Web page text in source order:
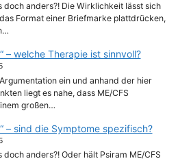
doch anders?! Die Wirklichkeit lässt sich
Format einer Briefmarke plattdrücken,
– welche Therapie ist sinnvoll?
ein und anhand der hier
liegt es nahe, dass ME/CFS
großen…
– sind die Symptome spezifisch?
doch anders?! Oder hält Psiram ME/CFS